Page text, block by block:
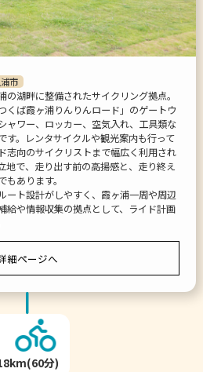
市
の湖畔に整備されたサイクリング拠点。
くば霞ヶ浦りんりんロード」のゲートウ
ャワー、ロッカー、空気入れ、工具類な
す。レンタサイクルや観光案内も行って
志向のサイクリストまで幅広く利用され
地で、走り出す前の高揚感と、走り終え
あります。
ート設計がしやすく、霞ヶ浦一周や周辺
給や情報収集の拠点として、ライド計画
細ページへ
分)